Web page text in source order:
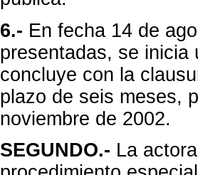
6.- En fecha 14 de
presentadas, se inicia
concluye con la
plazo de seis meses,
noviembre de 2002.
SEGUNDO.- La